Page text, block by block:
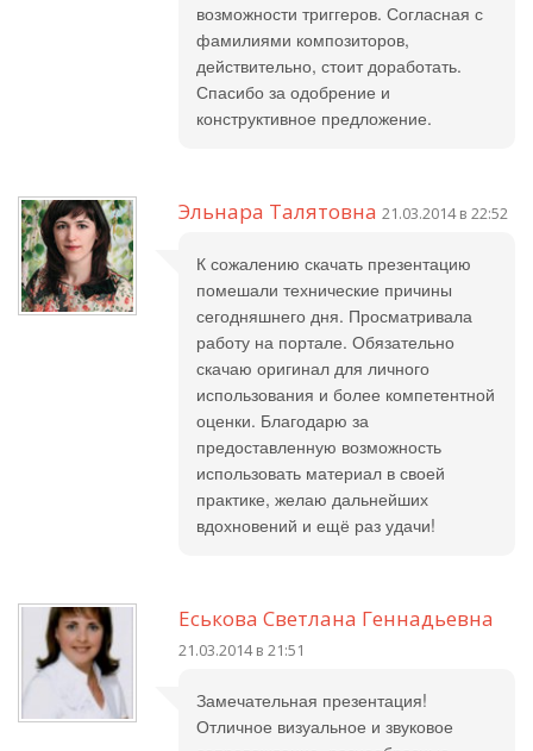
возможности триггеров. Согласная с
фамилиями композиторов,
действительно, стоит доработать.
Спасибо за одобрение и
конструктивное предложение.
Эльнара Талятовна 21.03.2014 в 22:52
К сожалению скачать презентацию
помешали технические причины
сегодняшнего дня. Просматривала
работу на портале. Обязательно
скачаю оригинал для личного
использования и более компетентной
оценки. Благодарю за
предоставленную возможность
использовать материал в своей
практике, желаю дальнейших
вдохновений и ещё раз удачи!
Еськова Светлана Геннадьевна
21.03.2014 в 21:51
Замечательная презентация!
Отличное визуальное и звуковое